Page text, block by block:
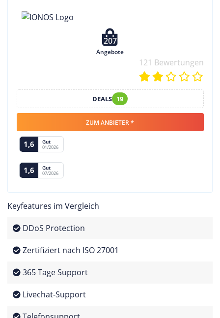
207
Angebote
121 Bewertungen
DEALS 19
ZUM ANBIETER *
1,6 Gut
01/2026
1,6 Gut
07/2026
Keyfeatures im Vergleich
DDoS Protection
Zertifiziert nach ISO 27001
365 Tage Support
Livechat-Support